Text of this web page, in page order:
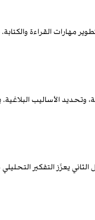
مهارات القراءة
وتحديد الأساليب
يعزّز التفكير